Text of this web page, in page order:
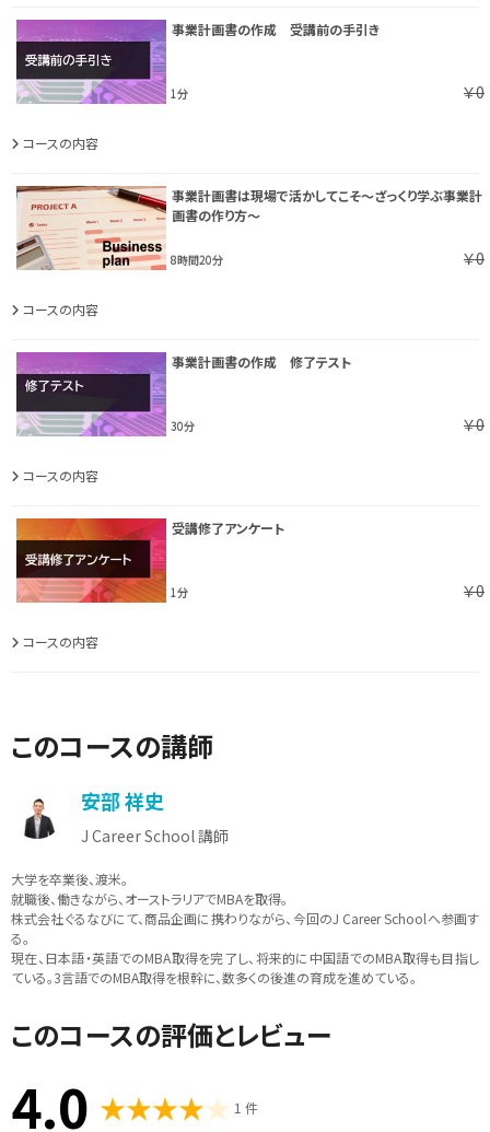
事業計画書の作成 受講前の手引き
1分 ￥0
コースの内容
事業計画書は現場で活かしてこそ〜ざっくり学ぶ事業計
画書の作り方〜
8時間20分 ￥0
コースの内容
事業計画書の作成 修了テスト
30分 ￥0
コースの内容
受講修了アンケート
1分 ￥0
コースの内容
このコースの講師
安部 祥史
J Career School 講師
大学を卒業後、渡米。
就職後、働きながら、オーストラリアでMBAを取得。
株式会社ぐるなびにて、商品企画に携わりながら、今回のJ Career Schoolへ参画す
る。
現在、日本語・英語でのMBA取得を完了し、将来的に中国語でのMBA取得も目指し
ている。3言語でのMBA取得を根幹に、数多くの後進の育成を進めている。
このコースの評価とレビュー
4.0 1 件